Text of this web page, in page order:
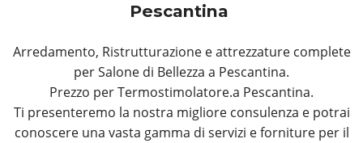
Pescantina
Arredamento, Ristrutturazione e attrezzature complete
per Salone di Bellezza a Pescantina.
Prezzo per Termostimolatore.a Pescantina.
Ti presenteremo la nostra migliore consulenza e potrai
conoscere una vasta gamma di servizi e forniture per il